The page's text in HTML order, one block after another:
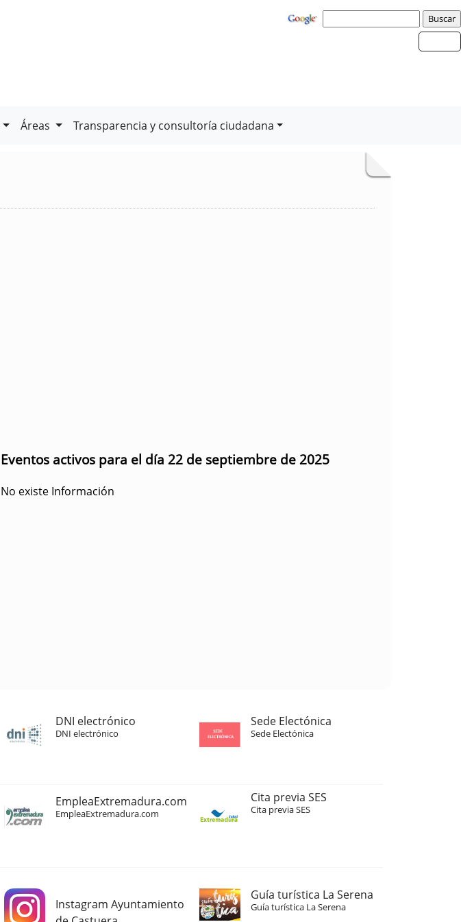
Áreas Transparencia y consultoría ciudadana
Eventos activos para el día 22 de septiembre de 2025
No existe Información
DNI electrónico
DNI electrónico
Sede Electónica
Sede Electónica
EmpleaExtremadura.com
EmpleaExtremadura.com
Cita previa SES
Cita previa SES
Instagram Ayuntamiento
Guía turística La Serena
Guía turística La Serena